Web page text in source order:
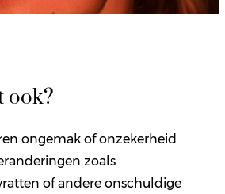
ook?
ongemak of onzekerheid
zoals
of andere onschuldige